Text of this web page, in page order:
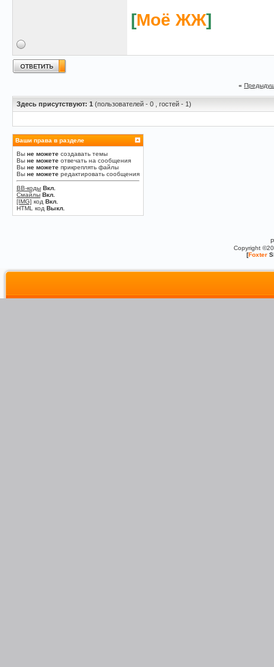
[Моё ЖЖ]
«
Здесь присутствуют: 1 (пользователей - 0 , гостей - 1)
Ваши права в разделе
Вы не можете создавать темы
Вы не можете отвечать на сообщения
Вы не можете прикреплять файлы
Вы не можете редактировать сообщения
BB-коды Вкл.
Смайлы Вкл.
[IMG] код Вкл.
HTML код Выкл.
Copyright
[Foxter